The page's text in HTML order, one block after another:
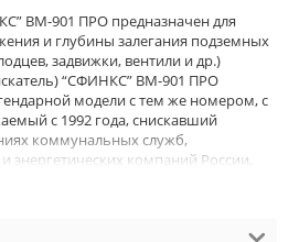
ВМ-901 ПРО предназначен для
и глубины залегания подземных
задвижки, вентили и др.)
“СФИНКС” ВМ-901 ПРО
модели с тем же номером, с
с 1992 года, снискавший
коммунальных служб,
компаний России,
Новая модель изменит ваше
этого типа. Прибор имеет